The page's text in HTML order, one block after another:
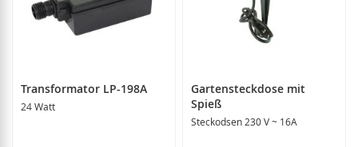
Transformator LP-198A
24 Watt
Gartensteckdose mit
Spieß
Steckodsen 230 V ~ 16A